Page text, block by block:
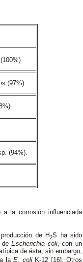
(97%)
(94%).
la corrosión influenciada
de H2S ha sido
deEscherichia coli, con un
de ésta; sin embargo,
a laE. coliK-12 [16]. Otros